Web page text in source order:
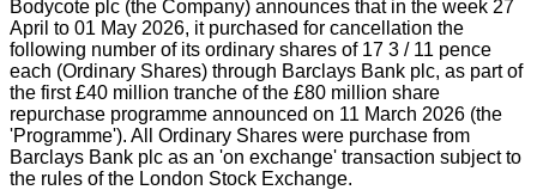
Bodycote plc (the Company) announces that in the week 27
April to 01 May 2026, it purchased for cancellation the
following number of its ordinary shares of 17 3 / 11 pence
each (Ordinary Shares) through Barclays Bank plc, as part of
the first £40 million tranche of the £80 million share
repurchase programme announced on 11 March 2026 (the
'Programme'). All Ordinary Shares were purchase from
Barclays Bank plc as an 'on exchange' transaction subject to
the rules of the London Stock Exchange.